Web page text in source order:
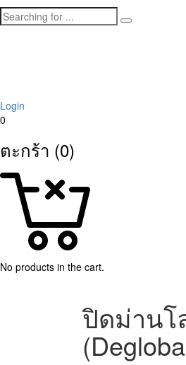
Login
0
ตะกร้า (0)
No products in the cart.
ปิดม่านโ